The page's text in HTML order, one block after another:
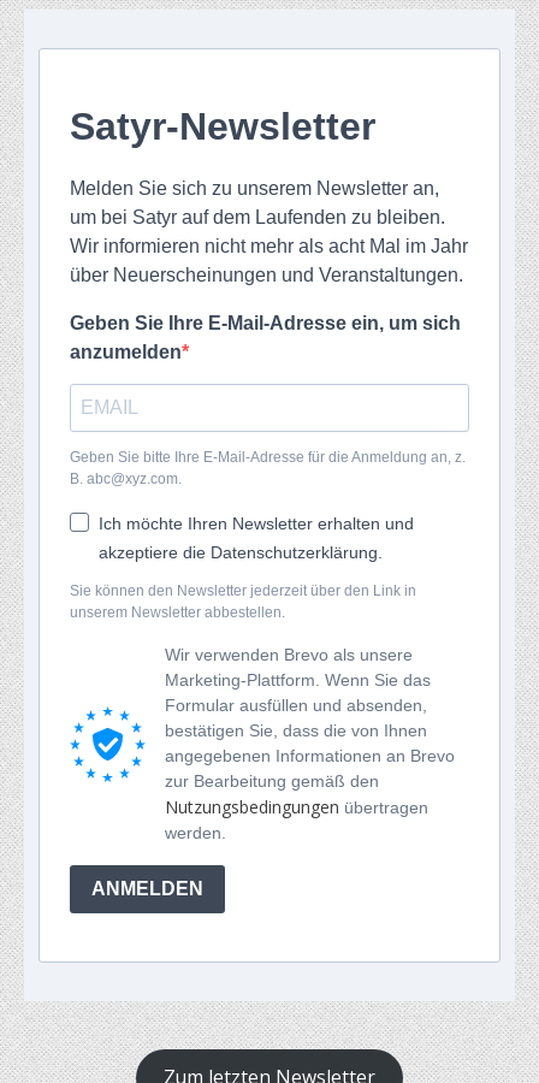
Satyr-Newsletter
Melden Sie sich zu unserem Newsletter an,
um bei Satyr auf dem Laufenden zu bleiben.
Wir informieren nicht mehr als acht Mal im Jahr
über Neuerscheinungen und Veranstaltungen.
Geben Sie Ihre E-Mail-Adresse ein, um sich
anzumelden
Geben Sie bitte Ihre E-Mail-Adresse für die Anmeldung an, z.
B. abc@xyz.com.
Ich möchte Ihren Newsletter erhalten und
akzeptiere die Datenschutzerklärung.
Sie können den Newsletter jederzeit über den Link in
unserem Newsletter abbestellen.
Wir verwenden Brevo als unsere
Marketing-Plattform. Wenn Sie das
Formular ausfüllen und absenden,
bestätigen Sie, dass die von Ihnen
angegebenen Informationen an Brevo
zur Bearbeitung gemäß den
Nutzungsbedingungen übertragen
werden.
ANMELDEN
Zum letzten Newsletter